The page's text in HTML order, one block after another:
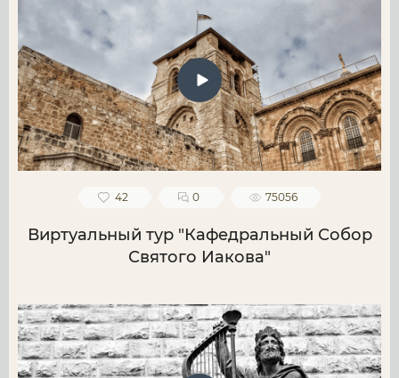
42 0 75056
Виртуальный тур "Кафедральный Собор
Святого Иакова"